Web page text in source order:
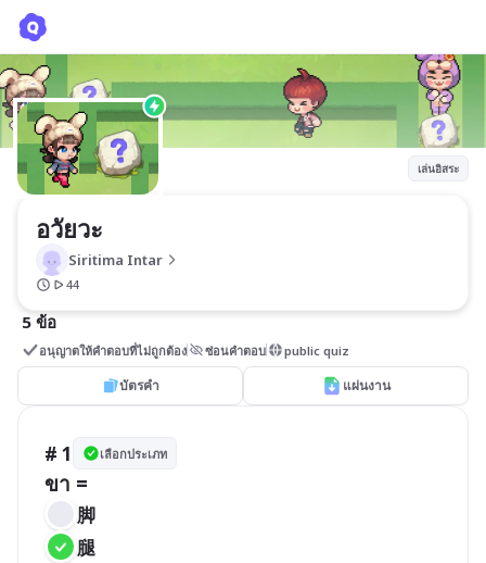
เล่นอิสระ
อวัยวะ
Siritima Intar
44
5 ข้อ
อนุญาตให้คำตอบที่ไม่ถูกต้อง ซ่อนคำตอบ public quiz
บัตรคำ แผ่นงาน
# 1 เลือกประเภท
ขา =
脚
腿